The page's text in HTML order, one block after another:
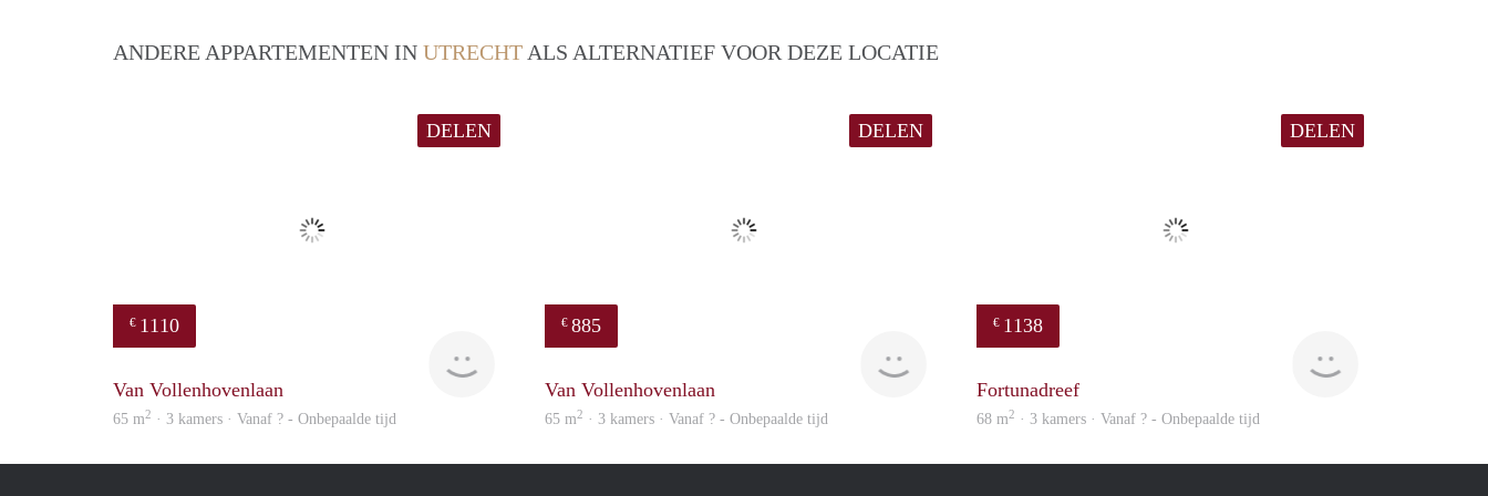
ANDERE APPARTEMENTEN IN UTRECHT ALS ALTERNATIEF VOOR DEZE LOCATIE
DELEN
€ 1110
Van Vollenhovenlaan
65 m2 · 3 kamers · Vanaf ? - Onbepaalde tijd
DELEN
€ 885
Van Vollenhovenlaan
65 m2 · 3 kamers · Vanaf ? - Onbepaalde tijd
DELEN
€ 1138
Fortunadreef
68 m2 · 3 kamers · Vanaf ? - Onbepaalde tijd